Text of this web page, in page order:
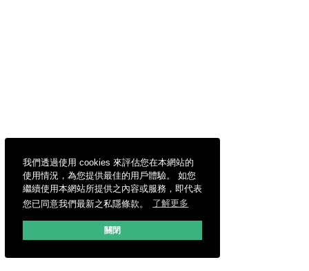
我們透過使用 cookies 來評估您在本網站的
使用情況，為您提供最佳的用戶體驗。 如您
繼續使用本網站所提供之內容或服務，即代表
您已同意我們最新之私隱條款。
了解更多
關閉